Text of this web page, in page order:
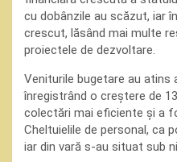
cu dobânzile au scăzut, iar
crescut, lăsând mai multe
proiectele de dezvoltare.
Veniturile bugetare au atins
înregistrând o creștere de
colectări mai eficiente și a
Cheltuielile de personal, ca
iar din vară s-au situat sub